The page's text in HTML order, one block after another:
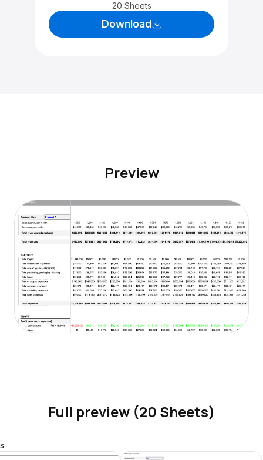
20 Sheets
Download
Preview
Full preview (20 Sheets)
s